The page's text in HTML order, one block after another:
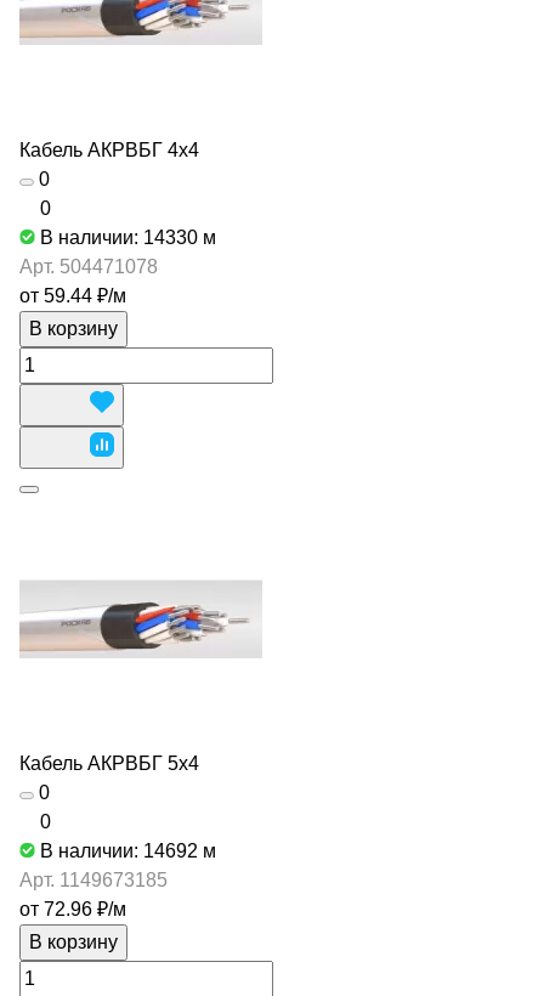
Кабель АКРВБГ 4х4
0
0
В наличии: 14330 м
Арт. 504471078
от 59.44 ₽/м
В корзину
Кабель АКРВБГ 5х4
0
0
В наличии: 14692 м
Арт. 1149673185
от 72.96 ₽/м
В корзину